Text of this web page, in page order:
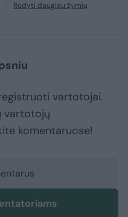
Rodyti daugiau žymių
vartotojai.
vartotojų
komentaruose!